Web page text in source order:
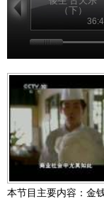
（下）
(20110522)
本节目主要内容：金